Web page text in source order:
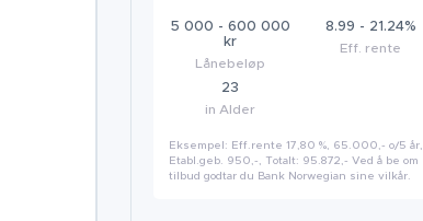
5 000 - 600 000
kr
Lånebeløp
8.99 - 21.24%
Eff. rente
23
in Alder
Eksempel: Eff.rente 17,80 %, 65.000,- o/5 år,
Etabl.geb. 950,-, Totalt: 95.872,- Ved å be om
tilbud godtar du Bank Norwegian sine vilkår.